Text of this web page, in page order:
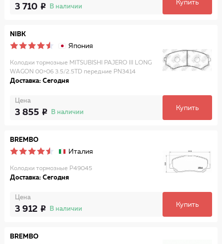
3 710 В наличии
Купить
NIBK
Япония
Колодки тормозные MITSUBISHI PAJERO III LONG
WAGON 00>06 3.5/2.5TD передние PN3414
Доставка: Сегодня
Цена
3 855 В наличии
Купить
BREMBO
Италия
Колодки тормозные P49045
Доставка: Сегодня
Цена
3 912 В наличии
Купить
BREMBO